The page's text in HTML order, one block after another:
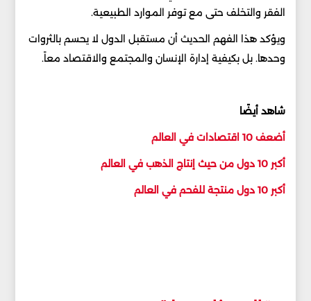
الفقر والتخلف حتى مع توفر الموارد الطبيعية.
ويؤكد هذا الفهم الحديث أن مستقبل الدول لا يحسم بالثروات
وحدها. بل بكيفية إدارة الإنسان والمجتمع والاقتصاد معاً.
شاهد أيضًا
أضعف 10 اقتصادات في العالم
أكبر 10 دول من حيث إنتاج الذهب في العالم
أكبر 10 دول منتجة للفحم في العالم